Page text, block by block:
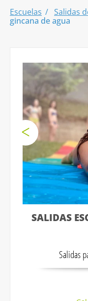
Escuelas Salidas
gincana de agua
SALIDAS
Salidas